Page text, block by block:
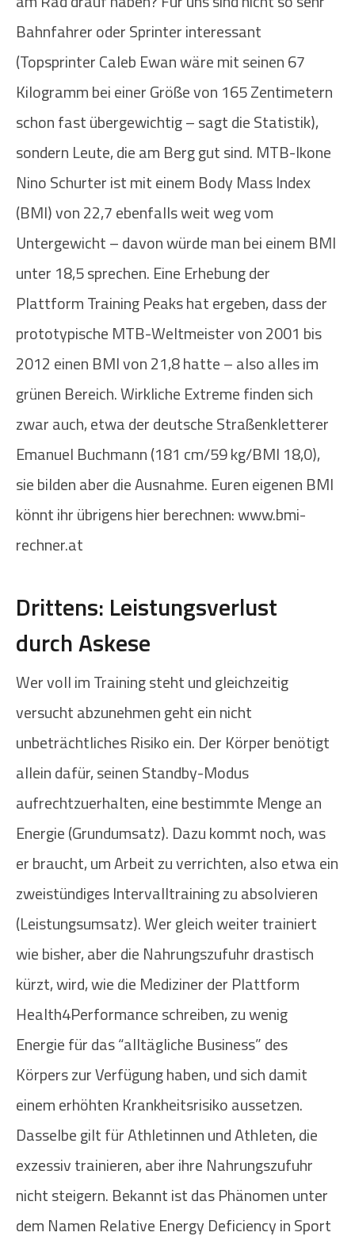
Bahnfahrer oder Sprinter interessant
(Topsprinter Caleb Ewan wäre mit seinen 67
Kilogramm bei einer Größe von 165 Zentimetern
schon fast übergewichtig – sagt die Statistik),
sondern Leute, die am Berg gut sind. MTB-Ikone
Nino Schurter ist mit einem Body Mass Index
(BMI) von 22,7 ebenfalls weit weg vom
Untergewicht – davon würde man bei einem BMI
unter 18,5 sprechen. Eine Erhebung der
Plattform Training Peaks hat ergeben, dass der
prototypische MTB-Weltmeister von 2001 bis
2012 einen BMI von 21,8 hatte – also alles im
grünen Bereich. Wirkliche Extreme finden sich
zwar auch, etwa der deutsche Straßenkletterer
Emanuel Buchmann (181 cm/59 kg/BMI 18,0),
sie bilden aber die Ausnahme. Euren eigenen BMI
könnt ihr übrigens hier berechnen: www.bmi-
rechner.at
Drittens: Leistungsverlust
durch Askese
Wer voll im Training steht und gleichzeitig
versucht abzunehmen geht ein nicht
unbeträchtliches Risiko ein. Der Körper benötigt
allein dafür, seinen Standby-Modus
aufrechtzuerhalten, eine bestimmte Menge an
Energie (Grundumsatz). Dazu kommt noch, was
er braucht, um Arbeit zu verrichten, also etwa ein
zweistündiges Intervalltraining zu absolvieren
(Leistungsumsatz). Wer gleich weiter trainiert
wie bisher, aber die Nahrungszufuhr drastisch
kürzt, wird, wie die Mediziner der Plattform
Health4Performance schreiben, zu wenig
Energie für das “alltägliche Business” des
Körpers zur Verfügung haben, und sich damit
einem erhöhten Krankheitsrisiko aussetzen.
Dasselbe gilt für Athletinnen und Athleten, die
exzessiv trainieren, aber ihre Nahrungszufuhr
nicht steigern. Bekannt ist das Phänomen unter
dem Namen Relative Energy Deficiency in Sport